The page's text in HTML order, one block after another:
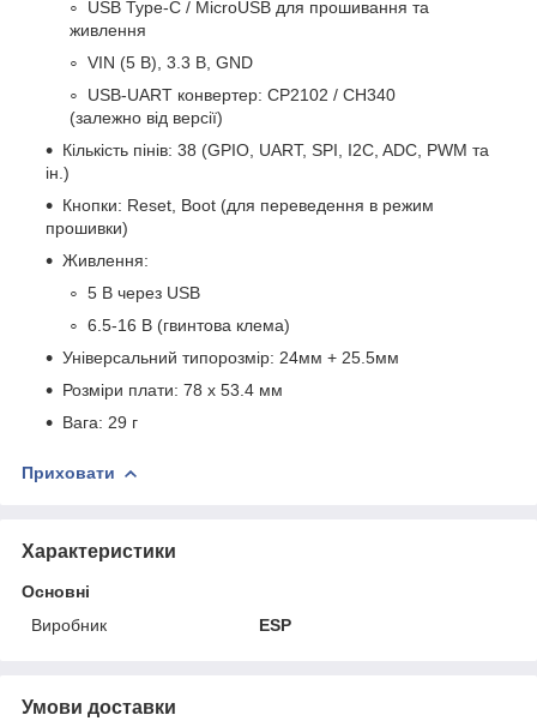
USB Type-C / MicroUSB для прошивання та
живлення
VIN (5 В), 3.3 В, GND
USB-UART конвертер: CP2102 / CH340
(залежно від версії)
Кількість пінів: 38 (GPIO, UART, SPI, I2C, ADC, PWM та
ін.)
Кнопки: Reset, Boot (для переведення в режим
прошивки)
Живлення:
5 В через USB
6.5-16 В (гвинтова клема)
Універсальний типорозмір: 24мм + 25.5мм
Розміри плати: 78 х 53.4 мм
Вага: 29 г
Приховати
Характеристики
Основні
Виробник
ESP
Умови доставки